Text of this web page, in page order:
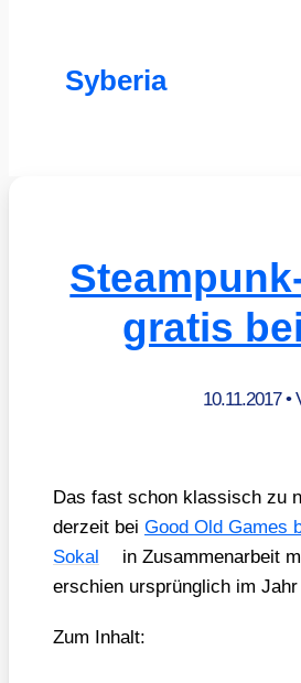
Syberia
gratis
10.11.2017•
Das fast schon klas­sisch zu
der­zeit bei Good Old Games
Sokal
in Zusam­men­ar­beit
erschien ursprüng­lich im Jahr
Zum Inhalt: